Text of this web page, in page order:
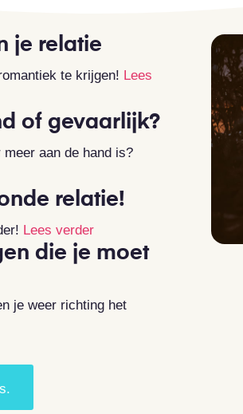
je relatie
te krijgen! Lees
of gevaarlijk?
aan de hand is?
relatie!
Lees verder
die je moet
je weer richting het